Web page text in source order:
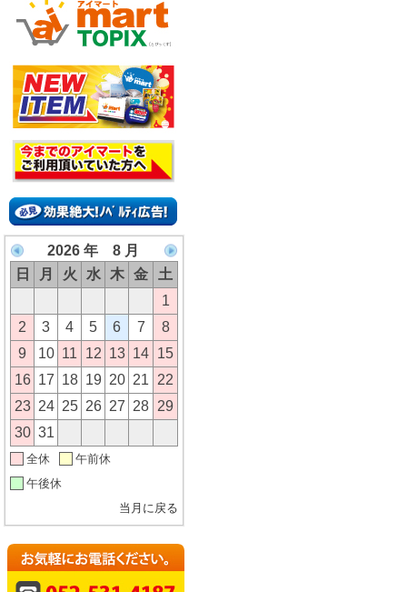
2026 年 8 月
日
月 火 水 木 金
土
1
2
3 4 5 6 7
8
9
10 11 12 13 14 15
16 17 18 19 20 21
22
23 24 25 26 27 28 29
30 31
全休
午前休
午後休
当月に戻る